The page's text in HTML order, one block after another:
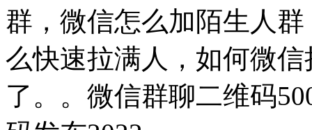
群，微信怎么加陌生人
么快速拉满人，如何微
了。。微信群聊二维码